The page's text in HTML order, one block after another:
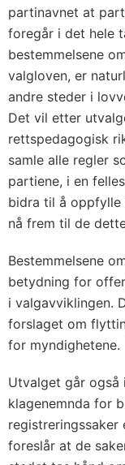
partinavnet at
foregår i det hele
bestemmelsene
valgloven, er
andre steder i
Det vil etter
rettspedagogisk
samle alle regler
partiene, i en
bidra til å oppfylle
nå frem til de
Bestemmelsene
betydning for
i valgavviklingen.
forslaget om
for myndighetene.
Utvalget går
klagenemnda for
foreslår at de